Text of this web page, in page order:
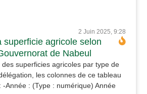
2 Juin 2025, 9:28
superficie agricole selon
de Nabeul
superficies agricoles par type de
les colonnes de ce tableau
-Année : (Type : numérique) Année